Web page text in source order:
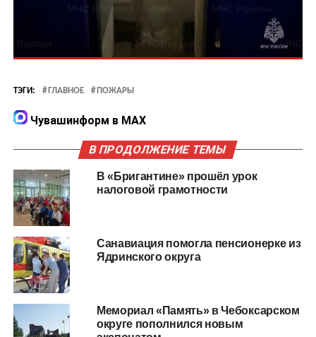
ТЭГИ: ГЛАВНОЕ ПОЖАРЫ
Чувашинформ в MAX
В ПРОДОЛЖЕНИЕ ТЕМЫ
В «Бригантине» прошёл урок
налоговой грамотности
Санавиация помогла пенсионерке из
Ядринского округа
Мемориал «Память» в Чебоксарском
округе пополнился новым